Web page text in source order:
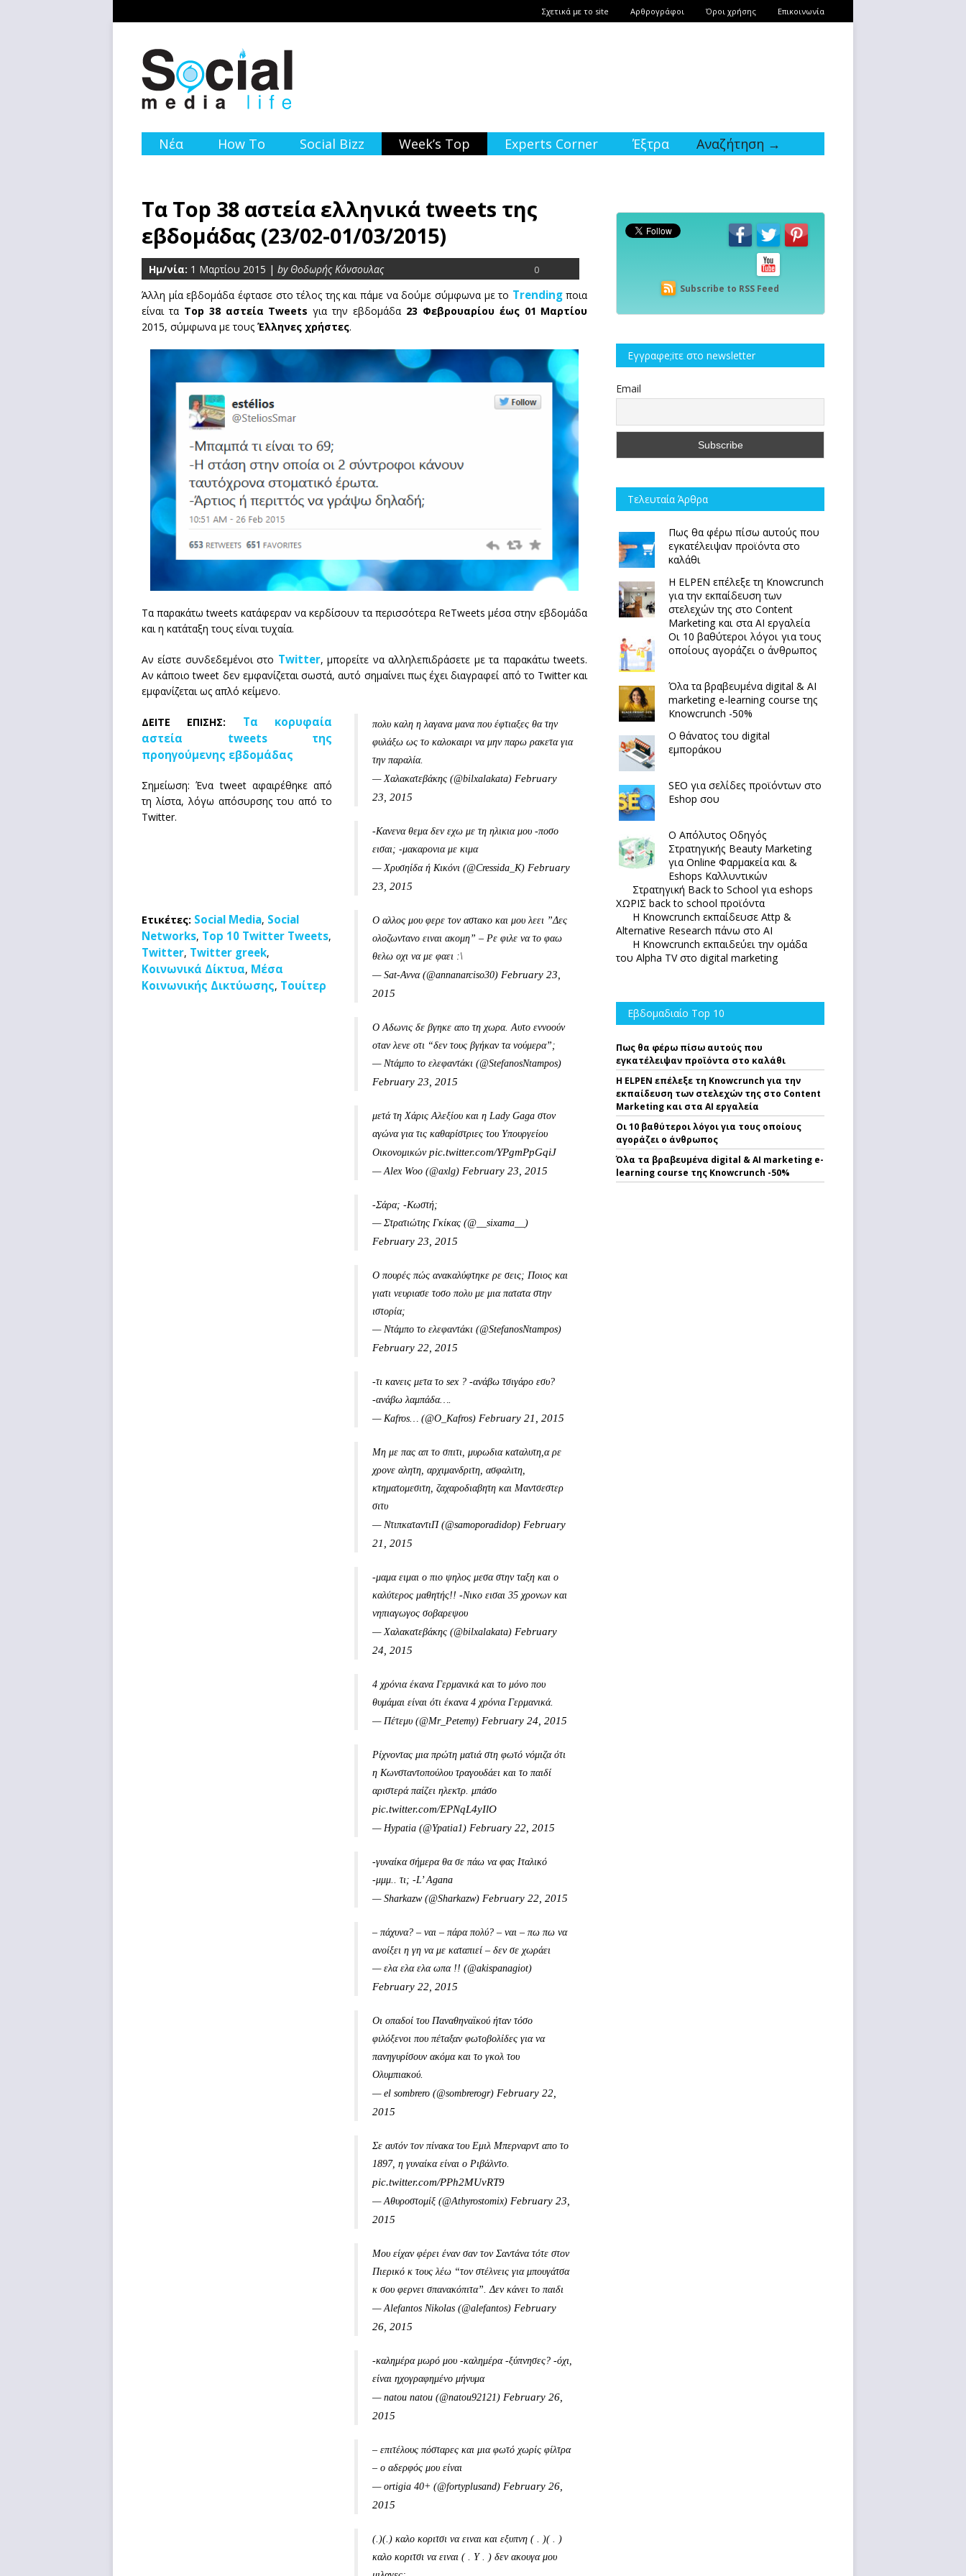
Σχετικά με το site Αρθρογράφοι Όροι χρήσης Επικοινωνία
Νέα How To Social Bizz Week’s Top Experts Corner Έξτρα Αναζήτηση →
Τα Top 38 αστεία ελληνικά tweets της
εβδομάδας (23/02-01/03/2015)
Ημ/νία: 1 Μαρτίου 2015 | by Θοδωρής Κόνσουλας 0
Άλλη μία εβδομάδα έφτασε στο τέλος της και πάμε να δούμε σύμφωνα με το Trendingποια
είναι τα Top 38 αστεία Tweets για την εβδομάδα 23 Φεβρουαρίου έως 01 Μαρτίου
2015, σύμφωνα με τους Έλληνες χρήστες.
Τα παρακάτω tweets κατάφεραν να κερδίσουν τα περισσότερα ReTweets μέσα στην εβδομάδα
και η κατάταξη τους είναι τυχαία.
Αν είστε συνδεδεμένοι στο Twitter, μπορείτε να αλληλεπιδράσετε με τα παρακάτω tweets.
Αν κάποιο tweet δεν εμφανίζεται σωστά, αυτό σημαίνει πως έχει διαγραφεί από το Twitter και
εμφανίζεται ως απλό κείμενο.
πολυ καλη η λαγανα μανα που έφτιαξες θα την
φυλάξω ως το καλοκαιρι να μην παρω ρακετα για
την παραλία.
— Χαλακατεβάκης (@bilxalakata)February
23, 2015
-Κανενα θεμα δεν εχω με τη ηλικια μου -ποσο
εισαι; -μακαρονια με κιμα
— Χρυσηίδα ή Κικόνι (@Cressida_K)February
23, 2015
Ο αλλος μου φερε τον αστακο και μου λεει ”Δες
ολοζωντανο ειναι ακομη” – Ρε φιλε να το φαω
θελω οχι να με φαει :\
— Sat-Αννα (@annanarciso30)February 23,
2015
Ο Αδωνις δε βγηκε απο τη χωρα. Αυτο εννοούν
οταν λενε οτι “δεν τους βγήκαν τα νούμερα”;
— Ντάμπο το ελεφαντάκι (@StefanosNtampos)
February 23, 2015
μετά τη Χάρις Αλεξίου και η Lady Gaga στον
αγώνα για τις καθαρίστριες του Υπουργείου
Οικονομικώνpic.twitter.com/YPgmPpGqiJ
— Alex Woo (@axlg)February 23, 2015
-Σάρα; -Κωστή;
— Στρατιώτης Γκίκας (@__sixama__)
February 23, 2015
Ο πουρές πώς ανακαλύφτηκε ρε σεις; Ποιος και
γιατι νευριασε τοσο πολυ με μια πατατα στην
ιστορία;
— Ντάμπο το ελεφαντάκι (@StefanosNtampos)
February 22, 2015
-τι κανεις μετα το sex ? -ανάβω τσιγάρο εσυ?
-ανάβω λαμπάδα….
— Kafros… (@O_Kafros)February 21, 2015
Μη με πας απ το σπιτι, μυρωδια καταλυτη,α ρε
χρονε αλητη, αρχιμανδριτη, ασφαλιτη,
κτηματομεσιτη, ζαχαροδιαβητη και Μαντσεστερ
σιτυ
— ΝτιπκαταντιΠ (@samoporadidop)February
21, 2015
-μαμα ειμαι ο πιο ψηλος μεσα στην ταξη και ο
καλύτερος μαθητής!! -Νικο εισαι 35 χρονων και
νηπιαγωγος σοβαρεψου
— Χαλακατεβάκης (@bilxalakata)February
24, 2015
4 χρόνια έκανα Γερμανικά και το μόνο που
θυμάμαι είναι ότι έκανα 4 χρόνια Γερμανικά.
— Πέτεμυ (@Mr_Petemy)February 24, 2015
Ρίχνοντας μια πρώτη ματιά στη φωτό νόμιζα ότι
η Κωνσταντοπούλου τραγουδάει και το παιδί
αριστερά παίζει ηλεκτρ. μπάσο
pic.twitter.com/EPNqL4yIlO
— Hypatia (@Ypatia1)February 22, 2015
-γυναίκα σήμερα θα σε πάω να φας Ιταλικό
-μμμ.. τι; -L’ Agana
— Sharkazw (@Sharkazw)February 22, 2015
– πάχυνα? – ναι – πάρα πολύ? – ναι – πω πω να
ανοίξει η γη να με καταπιεί – δεν σε χωράει
— ελα ελα ελα ωπα !! (@akispanagiot)
February 22, 2015
Οι οπαδοί του Παναθηναϊκού ήταν τόσο
φιλόξενοι που πέταξαν φωτοβολίδες για να
πανηγυρίσουν ακόμα και το γκολ του
Ολυμπιακού.
— el sombrero (@sombrerogr)February 22,
2015
Σε αυτόν τον πίνακα του Εμιλ Μπερναρντ απο το
1897, η γυναίκα είναι ο Ριβάλντο.
pic.twitter.com/PPh2MUvRT9
— Αθυροστομίξ (@Athyrostomix)February 23,
2015
Μου είχαν φέρει έναν σαν τον Σαντάνα τότε στον
Πιερικό κ τους λέω “τον στέλνεις για μπουγάτσα
κ σου φερνει σπανακόπιτα”. Δεν κάνει το παιδι
— Alefantos Nikolas (@alefantos)February
26, 2015
-καλημέρα μωρό μου -καλημέρα -ξύπνησες? -όχι,
είναι ηχογραφημένο μήνυμα
— natou natou (@natou92121)February 26,
2015
– επιτέλους πόσταρες και μια φωτό χωρίς φίλτρα
– ο αδερφός μου είναι
— ortigia 40+ (@fortyplusand)February 26,
2015
(.)(.) καλο κοριτσι να ειναι και εξυπνη ( . )( . )
καλο κοριτσι να ειναι ( . Υ . ) δεν ακουγα μου
ΔΕΙΤΕ ΕΠΙΣΗΣ:
Τα κορυφαία
αστεία tweets της
προηγούμενης εβδομάδας
Σημείωση: Ένα tweet αφαιρέθηκε από
τη λίστα, λόγω απόσυρσης του από το
Twitter.
Ετικέτες: Social Media, Social
Networks, Top 10 Twitter Tweets,
Twitter, Twitter greek,
Κοινωνικά Δίκτυα, Μέσα
Κοινωνικής Δικτύωσης, Τουίτερ
Subscribe to RSS Feed
Εγγραφe;iτε στο newsletter
Email
Τελευταία Άρθρα
Πως θα φέρω πίσω αυτούς που
εγκατέλειψαν προϊόντα στο
καλάθι
Η ELPEN επέλεξε τη Knowcrunch
για την εκπαίδευση των
στελεχών της στο Content
Marketing και στα AI εργαλεία
Οι 10 βαθύτεροι λόγοι για τους
οποίους αγοράζει ο άνθρωπος
Όλα τα βραβευμένα digital & AI
marketing e-learning course της
Knowcrunch -50%
Ο θάνατος του digital
εμποράκου
SEO για σελίδες προϊόντων στο
Eshop σου
Ο Απόλυτoς Οδηγός
Στρατηγικής Beauty Marketing
για Online Φαρμακεία και &
Eshops Καλλυντικών
Στρατηγική Back to School για eshops
ΧΩΡΙΣ back to school προϊόντα
Η Knowcrunch εκπαίδευσε Attp &
Alternative Research πάνω στο ΑΙ
Η Knowcrunch εκπαιδεύει την ομάδα
του Alpha TV στο digital marketing
Εβδομαδιαίο Top 10
Πως θα φέρω πίσω αυτούς που
εγκατέλειψαν προϊόντα στο καλάθι
Η ELPEN επέλεξε τη Knowcrunch για την
εκπαίδευση των στελεχών της στο Content
Marketing και στα AI εργαλεία
Οι 10 βαθύτεροι λόγοι για τους οποίους
αγοράζει ο άνθρωπος
Όλα τα βραβευμένα digital & AI marketing e-
learning course της Knowcrunch -50%